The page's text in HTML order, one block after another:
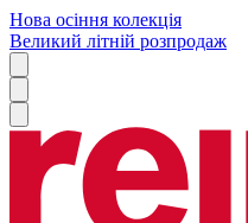
Нова осіння колекція
Великий літній розпродаж